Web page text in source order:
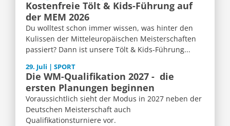
Kostenfreie Tölt & Kids-Führung auf
der MEM 2026
Du wolltest schon immer wissen, was hinter den
Kulissen der Mitteleuropäischen Meisterschaften
passiert? Dann ist unsere Tölt & Kids-Führung...
29. Juli | SPORT
Die WM-Qualifikation 2027 - die
ersten Planungen beginnen
Voraussichtlich sieht der Modus in 2027 neben der
Deutschen Meisterschaft auch
Qualifikationsturniere vor.